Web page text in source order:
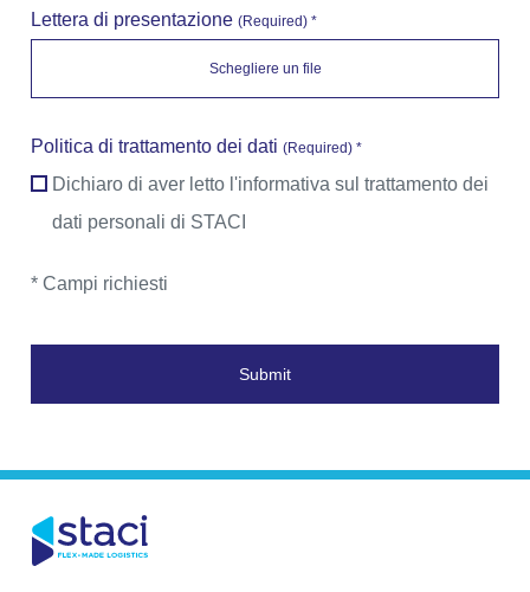
Lettera di presentazione (Required) *
Politica di trattamento dei dati (Required) *
Dichiaro di aver letto l'informativa sul trattamento dei
dati personali di STACI
* Campi richiesti
Submit